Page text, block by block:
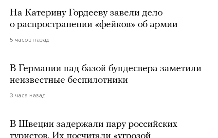
На Катерину Гордееву завели дело
о распространении «фейков» об армии
5 часов назад
В Германии над базой бундесвера заметили
неизвестные беспилотники
3 часа назад
В Швеции задержали пару российских
туристов. Их посчитали «угрозой